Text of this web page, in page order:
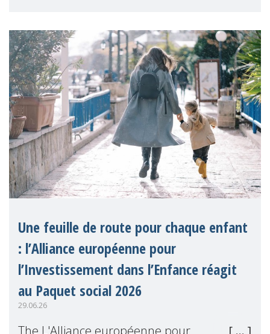
Une feuille de route pour chaque enfant
: l’Alliance européenne pour
l’Investissement dans l’Enfance réagit
au Paquet social 2026
29.06.26